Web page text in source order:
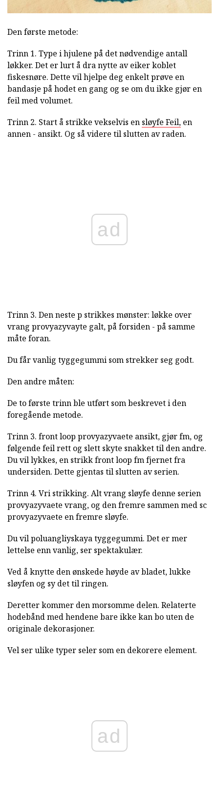
Den første metode:
Trinn 1. Type i hjulene på det nødvendige antall
løkker. Det er lurt å dra nytte av eiker koblet
fiskesnøre. Dette vil hjelpe deg enkelt prøve en
bandasje på hodet en gang og se om du ikke gjør en
feil med volumet.
Trinn 2. Start å strikke vekselvis en sløyfe Feil, en
annen - ansikt. Og så videre til slutten av raden.
ad
Trinn 3. Den neste p strikkes mønster: løkke over
vrang provyazyvayte galt, på forsiden - på samme
måte foran.
Du får vanlig tyggegummi som strekker seg godt.
Den andre måten:
De to første trinn ble utført som beskrevet i den
foregående metode.
Trinn 3. front loop provyazyvaete ansikt, gjør fm, og
følgende feil rett og slett skyte snakket til den andre.
Du vil lykkes, en strikk front loop fm fjernet fra
undersiden. Dette gjentas til slutten av serien.
Trinn 4. Vri strikking. Alt vrang sløyfe denne serien
provyazyvaete vrang, og den fremre sammen med sc
provyazyvaete en fremre sløyfe.
Du vil poluangliyskaya tyggegummi. Det er mer
lettelse enn vanlig, ser spektakulær.
Ved å knytte den ønskede høyde av bladet, lukke
sløyfen og sy det til ringen.
Deretter kommer den morsomme delen. Relaterte
hodebånd med hendene bare ikke kan bo uten de
originale dekorasjoner.
Vel ser ulike typer seler som en dekorere element.
ad